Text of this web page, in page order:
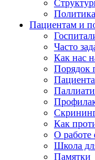
Пациентам и
Часто
Как нас
Порядок
Как
О работе
Школа
Памятки